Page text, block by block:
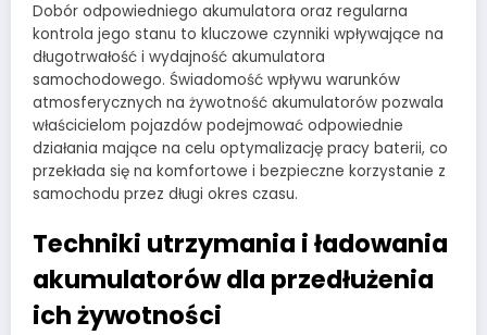
Dobór odpowiedniego akumulatora oraz regularna
kontrola jego stanu to kluczowe czynniki wpływające na
długotrwałość i wydajność akumulatora
samochodowego. Świadomość wpływu warunków
atmosferycznych na żywotność akumulatorów pozwala
właścicielom pojazdów podejmować odpowiednie
działania mające na celu optymalizację pracy baterii, co
przekłada się na komfortowe i bezpieczne korzystanie z
samochodu przez długi okres czasu.
Techniki utrzymania i ładowania
akumulatorów dla przedłużenia
ich żywotności